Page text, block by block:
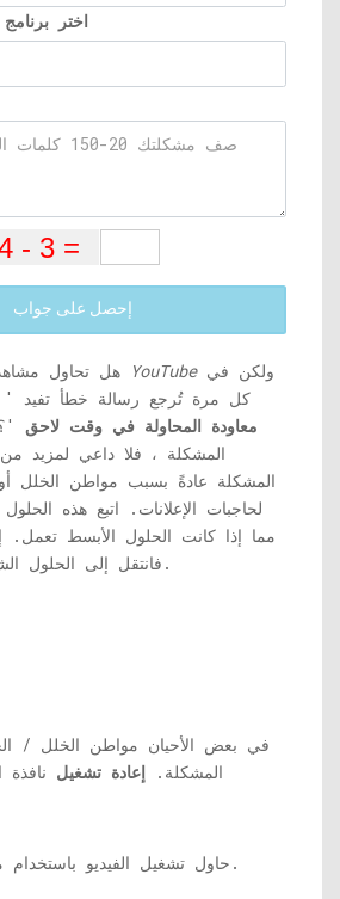
اختر
إحصل على جواب
هل تحاول موقع YouTubeولكن في
كل مرة تُرجع رسالة خطأ تفيد '
معاودة المحاولة في وقت لاحق
المشكلة ، فلا داعي لمزيد
المشكلة عادةً بسبب مواطن الخلل
لحاجبات الإعلانات. اتبع هذه
مما إذا كانت الحلول الأبسط تعمل.
فانتقل إلى الحلول الشاملة لحل مشكلتك.
المشكلة. إعادة تشغيل
2. حاول تشغيل الفيديو باستخدام متصفحات أخرى.